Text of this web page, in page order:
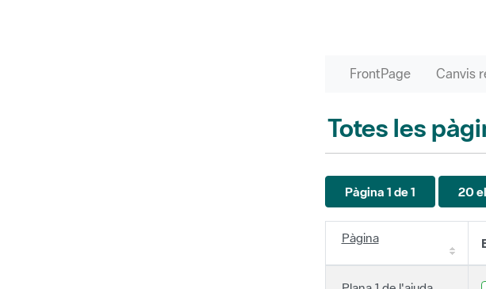
FrontPage Canvis
Totes les
Pàgina 1 de 1 20
Pàgina